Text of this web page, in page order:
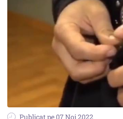
Publicat pe 07 Noi 2022